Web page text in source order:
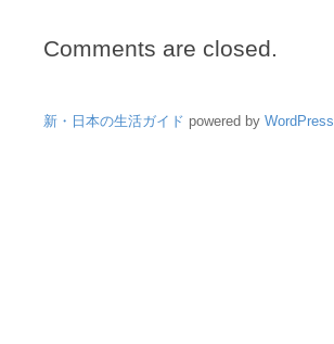
Comments are closed.
新・日本の生活ガイド powered by WordPress